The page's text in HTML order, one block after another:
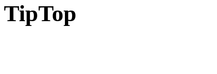
TipTop